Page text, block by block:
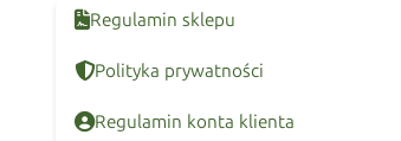
Regulamin sklepu
Polityka prywatności
Regulamin konta klienta